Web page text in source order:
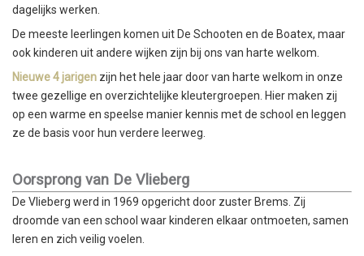
dagelijks werken.
De meeste leerlingen komen uit De Schooten en de Boatex, maar
ook kinderen uit andere wijken zijn bij ons van harte welkom.
Nieuwe 4 jarigen zijn het hele jaar door van harte welkom in onze
twee gezellige en overzichtelijke kleutergroepen. Hier maken zij
op een warme en speelse manier kennis met de school en leggen
ze de basis voor hun verdere leerweg.
Oorsprong van De Vlieberg
De Vlieberg werd in 1969 opgericht door zuster Brems. Zij
droomde van een school waar kinderen elkaar ontmoeten, samen
leren en zich veilig voelen.